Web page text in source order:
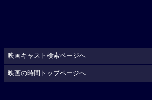
映画キャスト検索ページへ
映画の時間トップページへ